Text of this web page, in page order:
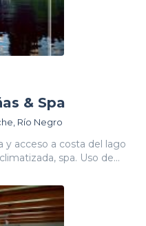
& Spa
Río Negro
y acceso a costa del lago
spa. Uso de...